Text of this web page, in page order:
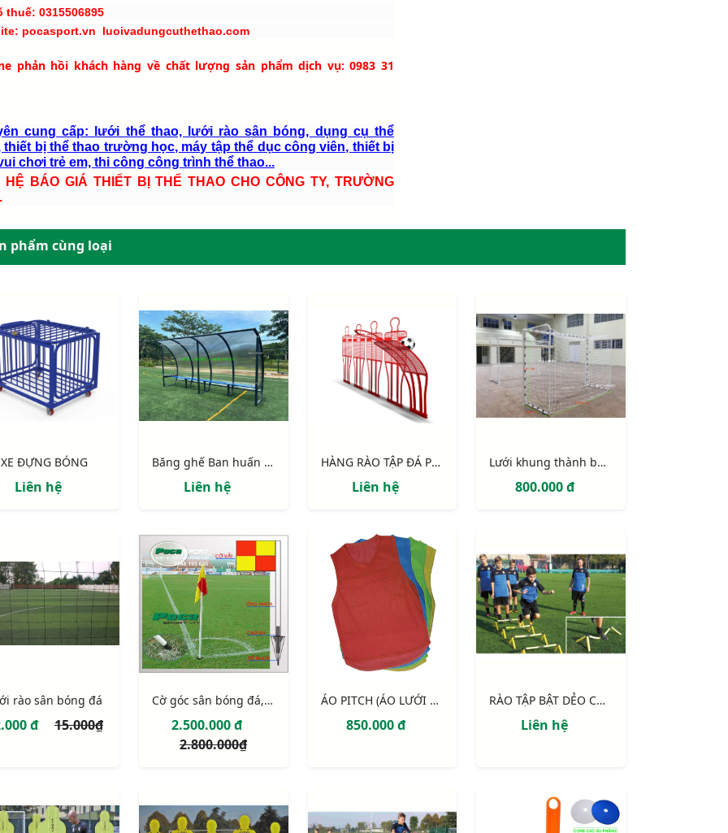
thuế: 0315506895
pocasport.vn luoivadungcuthethao.com
phản hồi khách hàng về chất lượng sản phẩm dịch vụ: 0983 31
cung cấp: lưới thể thao, lưới rào sân bóng, dụng cụ thể
thiết bị thể thao trường học, máy tập thể dục công viên, thiết bị
chơi trẻ em, thi công công trình thể thao...
HỆ BÁO GIÁ THIẾT BỊ THỂ THAO CHO CÔNG TY, TRƯỜNG
phẩm cùng loại
XE ĐỰNG BÓNG
Liên hệ
Băng ghế Ban huấn luyện nhôm, sức chứa 8 người
Liên hệ
HÀNG RÀO TẬP ĐÁ PHẠT NHỰA DẺO
Liên hệ
Lưới khung thành bóng đá 5 người (gôn mini sân cỏ nhân tạo)
800.000 đ
rào sân bóng đá
đ 15.000₫
Cờ góc sân bóng đá, bộ 4 trụ + cờ 2 MÀU
2.500.000 đ
2.800.000₫
ÁO PITCH (ÁO LƯỚI PHÂN BIỆT ĐỘI MÔN BÓNG ĐÁ)
850.000 đ
RÀO TẬP BẬT DẺO CAO 10CM, 20CM, 30CM MÔN BÓNG ĐÁ
Liên hệ